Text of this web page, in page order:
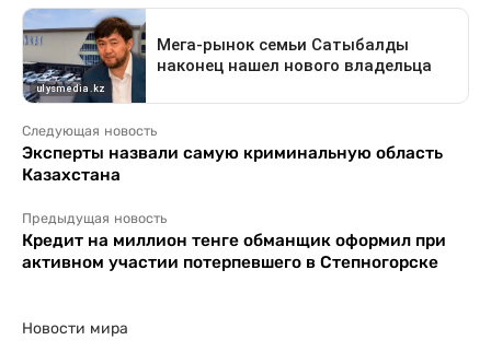
Следующая новость
Эксперты назвали самую криминальную область
Казахстана
Предыдущая новость
Кредит на миллион тенге обманщик оформил при
активном участии потерпевшего в Степногорске
Новости мира